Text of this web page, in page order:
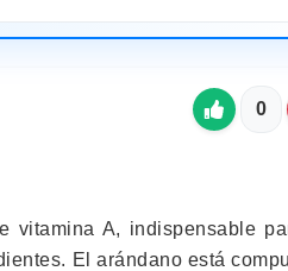
0
vitamina A, indispensable
El arándano está